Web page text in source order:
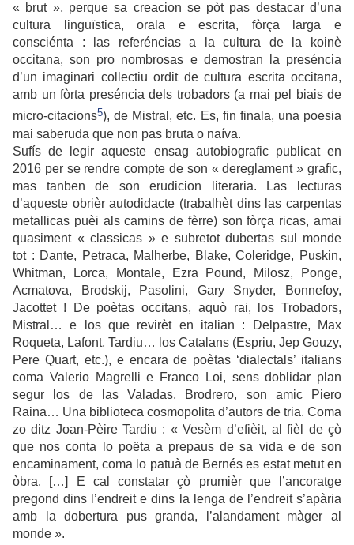
« brut », perque sa creacion se pòt pas destacar d’una
cultura linguïstica, orala e escrita, fòrça larga e
consciénta : las referéncias a la cultura de la koinè
occitana, son pro nombrosas e demostran la preséncia
d’un imaginari collectiu ordit de cultura escrita occitana,
amb un fòrta preséncia dels trobadors (a mai pel biais de
micro-citacions5), de Mistral, etc. Es, fin finala, una poesia
mai saberuda que non pas bruta o naíva.
Sufís de legir aqueste ensag autobiografic publicat en
2016 per se rendre compte de son « dereglament » grafic,
mas tanben de son erudicion literaria. Las lecturas
d’aqueste obrièr autodidacte (trabalhèt dins las carpentas
metallicas puèi als camins de fèrre) son fòrça ricas, amai
quasiment « classicas » e subretot dubertas sul monde
tot : Dante, Petraca, Malherbe, Blake, Coleridge, Puskin,
Whitman, Lorca, Montale, Ezra Pound, Milosz, Ponge,
Acmatova, Brodskij, Pasolini, Gary Snyder, Bonnefoy,
Jacottet ! De poètas occitans, aquò rai, los Trobadors,
Mistral… e los que revirèt en italian : Delpastre, Max
Roqueta, Lafont, Tardiu… los Catalans (Espriu, Jep Gouzy,
Pere Quart, etc.), e encara de poètas ‘dialectals’ italians
coma Valerio Magrelli e Franco Loi, sens doblidar plan
segur los de las Valadas, Brodrero, son amic Piero
Raina… Una biblioteca cosmopolita d’autors de tria. Coma
zo ditz Joan-Pèire Tardiu : « Vesèm d’efièit, al fièl de çò
que nos conta lo poëta a prepaus de sa vida e de son
encaminament, coma lo patuà de Bernés es estat metut en
òbra. […] E cal constatar çò prumièr que l’ancoratge
pregond dins l’endreit e dins la lenga de l’endreit s’apària
amb la dobertura pus granda, l’alandament màger al
monde ».